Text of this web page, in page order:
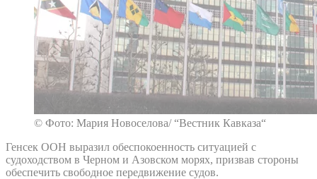
© Фото: Мария Новоселова/ “Вестник Кавказа“
Генсек ООН выразил обеспокоенность ситуацией с
судоходством в Черном и Азовском морях, призвав стороны
обеспечить свободное передвижение судов.